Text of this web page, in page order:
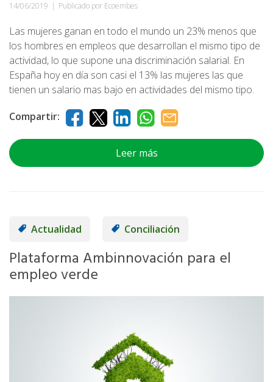
14/06/2019 | Publicado por Ecoembes
Las mujeres ganan en todo el mundo un 23% menos que
los hombres en empleos que desarrollan el mismo tipo de
actividad, lo que supone una discriminación salarial. En
España hoy en día son casi el 13% las mujeres las que
tienen un salario mas bajo en actividades del mismo tipo.
Compartir:
Leer más
Actualidad Conciliación
Plataforma Ambinnovación para el
empleo verde